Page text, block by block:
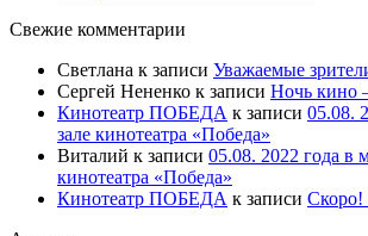
Свежие комментарии
Светлана к записи Уважаемые
Сергей Нененко к записи Ночь кино
Кинотеатр ПОБЕДА к записи 05.08.
зале кинотеатра «Победа»
Виталий к записи 05.08. 2022 года в
кинотеатра «Победа»
Кинотеатр ПОБЕДА к записи Скоро!